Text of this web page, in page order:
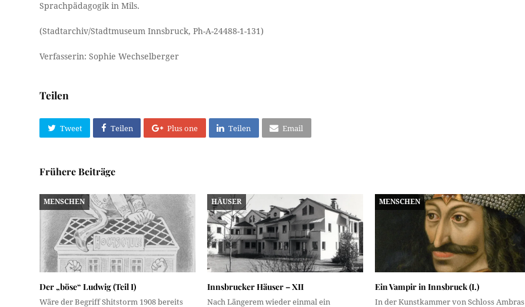
Sprachpädagogik in Mils.
(Stadtarchiv/Stadtmuseum Innsbruck, Ph-A-24488-1-131)
Verfasserin: Sophie Wechselberger
Teilen
Tweet Teilen Plus one Teilen Email
Frühere Beiträge
MENSCHEN
Der „böse“ Ludwig (Teil I)
Wäre der Begriff Shitstorm 1908 bereits
HÄUSER
Innsbrucker Häuser – XII
Nach Längerem wieder einmal ein
MENSCHEN
Ein Vampir in Innsbruck (I.)
In der Kunstkammer von Schloss Ambras